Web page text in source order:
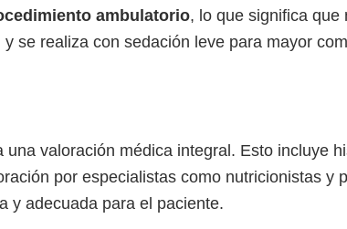
ambulatorio, lo que significa que
y se realiza con sedación leve para mayor
valoración médica integral. Esto incluye
por especialistas como nutricionistas y
y adecuada para el paciente.